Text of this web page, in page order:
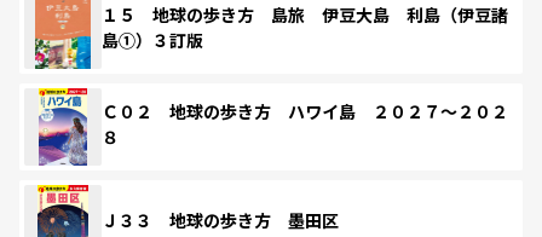
１５ 地球の歩き方 島旅 伊豆大島 利島（伊豆諸
島①）３訂版
Ｃ０２ 地球の歩き方 ハワイ島 ２０２７～２０２
８
Ｊ３３ 地球の歩き方 墨田区